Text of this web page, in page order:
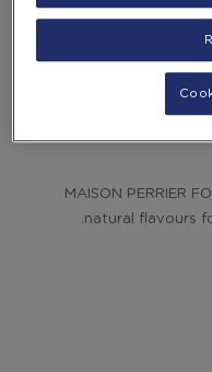
MAISON PERRIER
natural flavours